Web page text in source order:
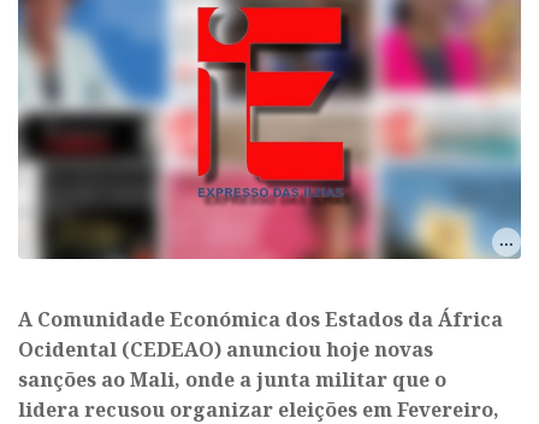
A Comunidade Económica dos Estados da África
Ocidental (CEDEAO) anunciou hoje novas
sanções ao Mali, onde a junta militar que o
lidera recusou organizar eleições em Fevereiro,